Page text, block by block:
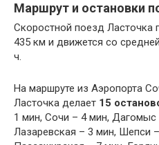
Маршрут и остановки
Скоростной поезд Ласточка
435 км и движется со
ч.
На маршруте из Аэропорта
Ласточка делает 15
1 мин, Сочи – 4 мин,
Лазаревская – 3 мин, Шепси